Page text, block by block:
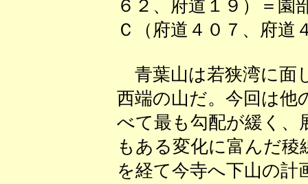
６２、府道１９）＝園
Ｃ（府道４０７、府道
青葉山は若狭湾に面
西端の山だ。今回は他
べて最も勾配が緩く、
もある変化に富んだ稜
を経て今寺へ下山の